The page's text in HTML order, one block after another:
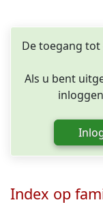
De toegang
Als u bent
Index op